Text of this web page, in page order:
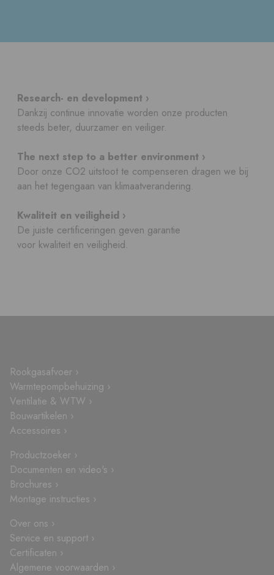
Research- en development ›
Dankzij continue innovatie worden onze producten
steeds beter, duurzamer en veiliger.
The next step to a better environment ›
Door onze CO2 uitstoot te compenseren dragen we bij
aan het tegengaan van klimaatverandering.
Kwaliteit en veiligheid ›
De juiste certificeringen geven garantie
voor kwaliteit en veiligheid.
Rookgasafvoer ›
Warmtepompbehuizing ›
Ventilatie & WTW ›
Bouwartikelen ›
Accessoires ›
Productzoeker ›
Documenten en video's ›
Brochures ›
Montage instructies ›
Over ons ›
Service en support ›
Certificaten ›
Algemene voorwaarden ›